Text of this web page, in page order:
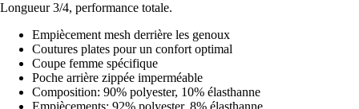
Longueur 3/4, performance totale.
Empiècement mesh derrière les genoux
Coutures plates pour un confort optimal
Coupe femme spécifique
Poche arrière zippée imperméable
Composition: 90% polyester, 10% élasthanne